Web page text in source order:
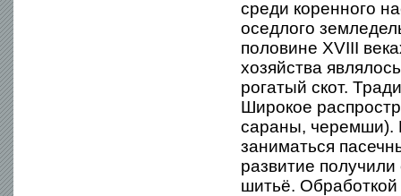
среди коренного
оседлого
половине XVIII
хозяйства
рогатый скот.
Широкое
сараны, черемши).
заниматься
развитие
шитьё.